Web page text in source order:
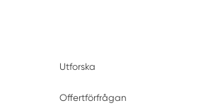
Utforska
Offertförfrågan